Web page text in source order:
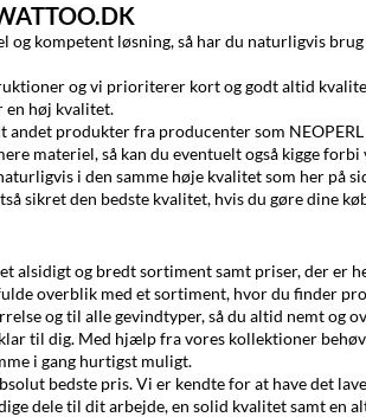
og kompetent løsning, så har du naturligvis
og vi prioriterer kort og godt altid
en høj kvalitet.
andet produkter fra producenter som NEOPERL
materiel, så kan du eventuelt også kigge
i den samme høje kvalitet som her på
sikret den bedste kvalitet, hvis du gøre dine
alsidigt og bredt sortiment samt priser, der
overblik med et sortiment, hvor du finder
og til alle gevindtyper, så du altid nemt og
til dig. Med hjælp fra vores kollektioner
i gang hurtigst muligt.
bedste pris. Vi er kendte for at have det
dele til dit arbejde, en solid kvalitet samt